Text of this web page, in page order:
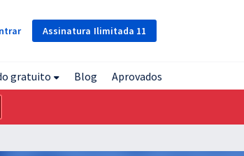
Assinatura Ilimitada 11
gratuito Blog Aprovados